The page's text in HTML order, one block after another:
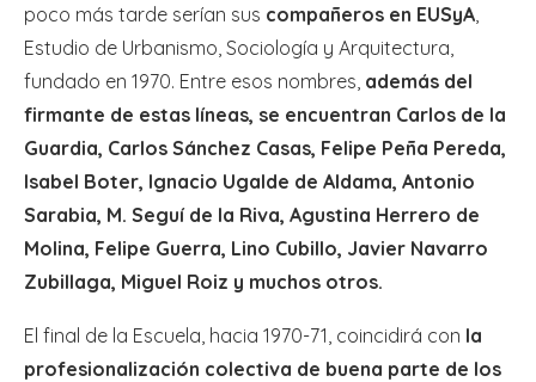
poco más tarde serían sus compañeros en EUSyA
Estudio de Urbanismo, Sociología y Arquitectura,
fundado en 1970. Entre esos nombres, además del
firmante de estas líneas, se encuentran Carlos de la
Guardia, Carlos Sánchez Casas, Felipe Peña Pereda,
Isabel Boter, Ignacio Ugalde de Aldama, Antonio
Sarabia, M. Seguí de la Riva, Agustina Herrero de
Molina, Felipe Guerra, Lino Cubillo, Javier Navarro
Zubillaga, Miguel Roiz y muchos otros.
El final de la Escuela, hacia 1970-71, coincidirá con la
profesionalización colectiva de buena parte de los